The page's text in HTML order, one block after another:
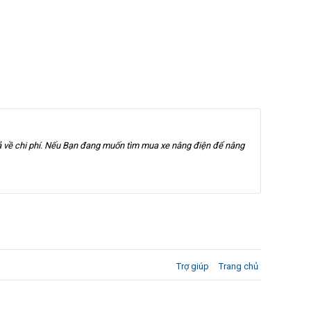
chi phí. Nếu Bạn đang muốn tìm mua xe nâng điện để nâng
Trợ giúp Trang chủ